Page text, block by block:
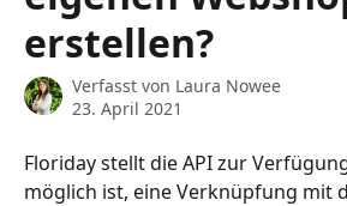
erstellen?
Verfasst von Laura Nowee
23. April 2021
Floriday stellt die API zur
möglich ist, eine Verknüpfung mit